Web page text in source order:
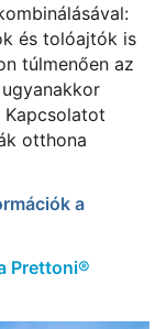
és tolóajtók is
túlmenően az
Kapcsolatot
otthona
a
Prettoni®